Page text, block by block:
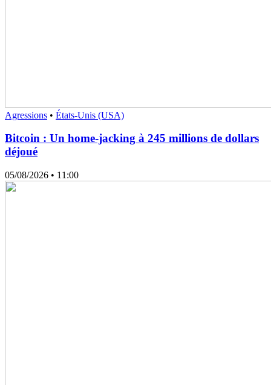
Agressions • États-Unis (USA)
Bitcoin : Un home-jacking à 245 millions de dollars
déjoué
05/08/2026 • 11:00